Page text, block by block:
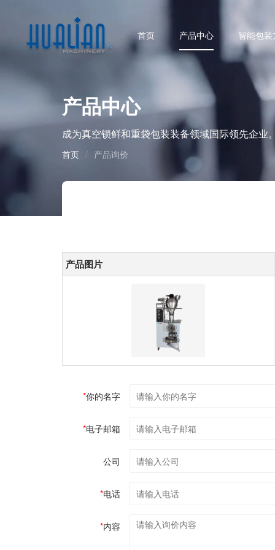
首页 产品中心 智能包
产品中心
成为真空锁鲜和重袋包装装备领域国际领先企业
首页 / 产品询价
产品图片
*你的名字
*电子邮箱
公司
*电话
*内容